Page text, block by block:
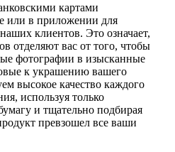
картами
или в приложении для
клиентов. Это означает,
отделяют вас от того, чтобы
фотографии в изысканные
к украшению вашего
высокое качество каждого
используя только
и тщательно подбирая
превзошел все ваши